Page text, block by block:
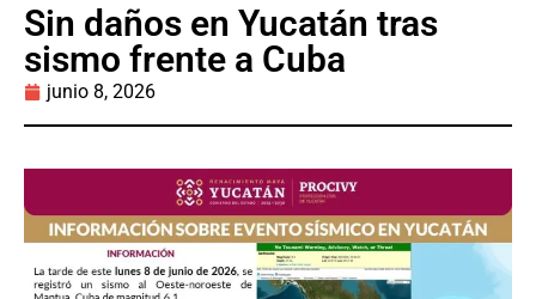
Sin daños en Yucatán tras
sismo frente a Cuba
junio 8, 2026